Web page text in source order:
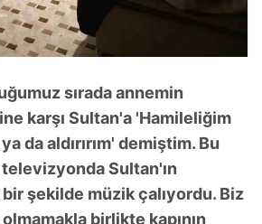
sırada annemin
karşı Sultan'a 'Hamileliğim
da aldırırım' demiştim. Bu
Sultan'ın
şekilde müzik çalıyordu. Biz
birlikte kapının